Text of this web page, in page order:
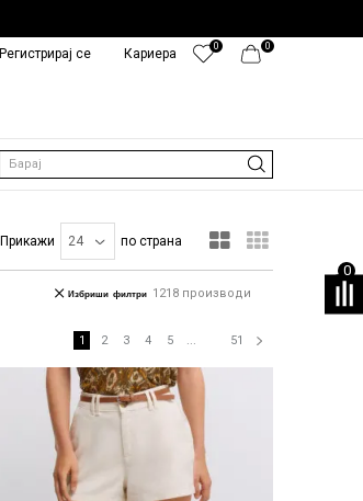
0
0
Кариера
Регистрирај се
Барај
0
Прикажи по страна
1218 производи
Избриши филтри
1 2 3 4 5 ... 51